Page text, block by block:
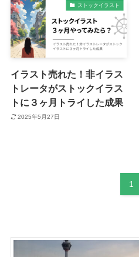
ストックイラスト
イラスト売れた！非イラス
トレータがストックイラス
トに３ヶ月トライした成果
2025年5月27日
1